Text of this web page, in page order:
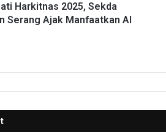
Harkitnas 2025, Sekda
Serang Ajak Manfaatkan AI